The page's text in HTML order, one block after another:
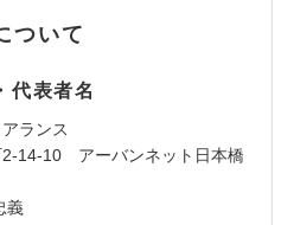
ついて
代表者名
ランス
2-14-10 アーバンネット日本橋
義